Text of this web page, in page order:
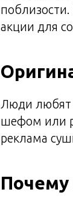
акции для
Люди любят
шефом или
реклама